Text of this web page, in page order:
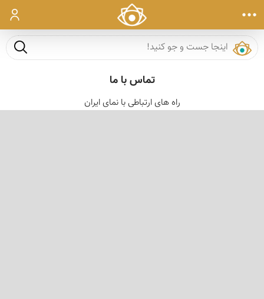
ورود
جست و
تماس با ما
راه های ارتباطی با نمای ایران